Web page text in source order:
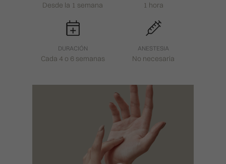
Desde la 1 semana 1 hora
DURACIÓN
Cada 4 o 6 semanas
ANESTESIA
No necesaria